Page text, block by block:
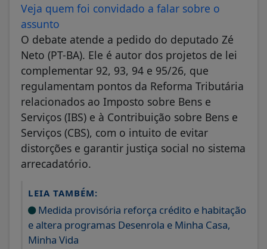
Veja quem foi convidado a falar sobre o
assunto
O debate atende a pedido do deputado Zé
Neto (PT-BA). Ele é autor dos projetos de lei
complementar 92, 93, 94 e 95/26, que
regulamentam pontos da Reforma Tributária
relacionados ao Imposto sobre Bens e
Serviços (IBS) e à Contribuição sobre Bens e
Serviços (CBS), com o intuito de evitar
distorções e garantir justiça social no sistema
arrecadatório.
LEIA TAMBÉM:
Medida provisória reforça crédito e habitação
e altera programas Desenrola e Minha Casa,
Minha Vida